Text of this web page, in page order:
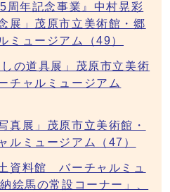
周年記念事業』中村晃彩
展」茂原市立美術館・郷
ュージアム（49）
の道具展」茂原市立美術
ャルミュージアム
真展」茂原市立美術館・
ミュージアム（47）
資料館 バーチャルミュ
絵馬の常設コーナー」、